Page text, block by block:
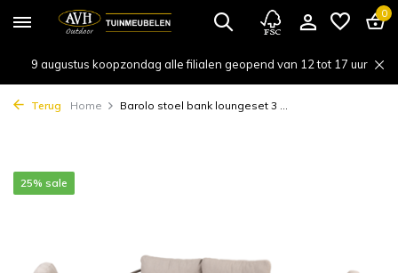
0
9 augustus koopzondag alle filialen geopend van 12 tot 17 uur
Terug Home Barolo stoel bank loungeset 3 ...
25% sale